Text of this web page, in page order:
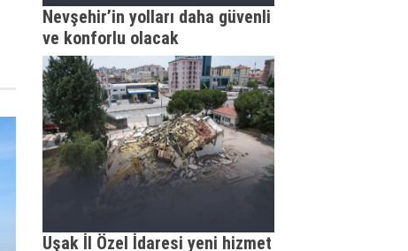
Nevşehir’in yolları daha güvenli
ve konforlu olacak
Uşak İl Özel İdaresi yeni hizmet